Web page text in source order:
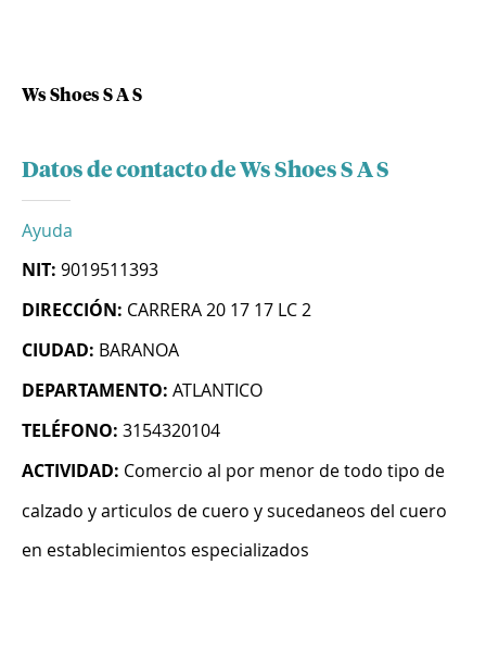
Ws Shoes S A S
Datos de contacto de Ws Shoes S A S
Ayuda
NIT: 9019511393
DIRECCIÓN: CARRERA 20 17 17 LC 2
CIUDAD: BARANOA
DEPARTAMENTO: ATLANTICO
TELÉFONO: 3154320104
ACTIVIDAD: Comercio al por menor de todo tipo de
calzado y articulos de cuero y sucedaneos del cuero
en establecimientos especializados